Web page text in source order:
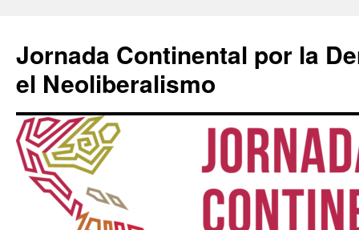
contenido
Jornada Continental por la
el Neoliberalismo